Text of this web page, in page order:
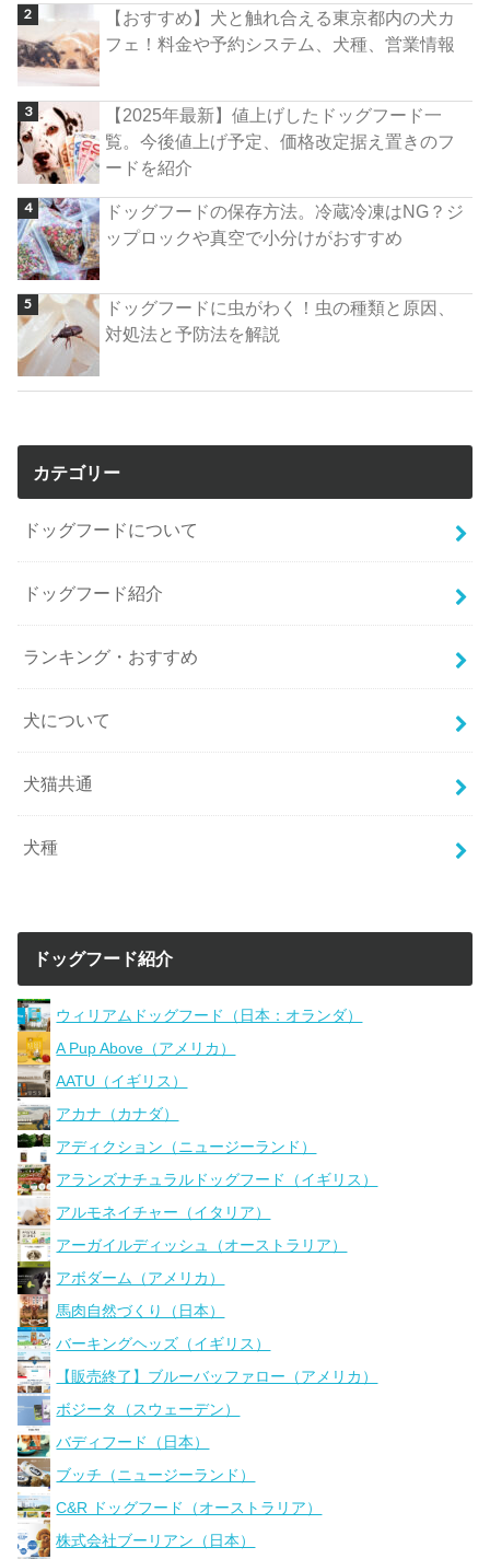
【おすすめ】犬と触れ合える東京都内の犬カ
フェ！料金や予約システム、犬種、営業情報
【2025年最新】値上げしたドッグフード一
覧。今後値上げ予定、価格改定据え置きのフ
ードを紹介
ドッグフードの保存方法。冷蔵冷凍はNG？ジ
ップロックや真空で小分けがおすすめ
ドッグフードに虫がわく！虫の種類と原因、
対処法と予防法を解説
カテゴリー
ドッグフードについて
ドッグフード紹介
ランキング・おすすめ
犬について
犬猫共通
犬種
ドッグフード紹介
ウィリアムドッグフード（日本：オランダ）
A Pup Above（アメリカ）
AATU（イギリス）
アカナ（カナダ）
アディクション（ニュージーランド）
アランズナチュラルドッグフード（イギリス）
アルモネイチャー（イタリア）
アーガイルディッシュ（オーストラリア）
アボダーム（アメリカ）
馬肉自然づくり（日本）
バーキングヘッズ（イギリス）
【販売終了】ブルーバッファロー（アメリカ）
ボジータ（スウェーデン）
バディフード（日本）
ブッチ（ニュージーランド）
C&R ドッグフード（オーストラリア）
株式会社ブーリアン（日本）